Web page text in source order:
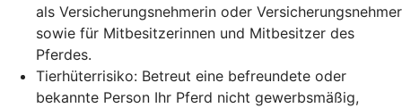
als Versicherungsnehmerin oder Versicherungsnehmer
sowie für Mitbesitzerinnen und Mitbesitzer des
Pferdes.
Tierhüterrisiko: Betreut eine befreundete oder
bekannte Person Ihr Pferd nicht gewerbsmäßig,